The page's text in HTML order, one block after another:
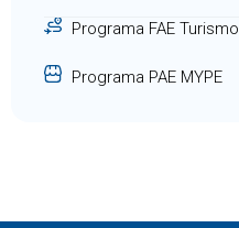
Programa FAE Turismo
Programa PAE MYPE